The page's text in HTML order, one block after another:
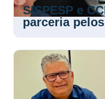
SISPESP e
parceria